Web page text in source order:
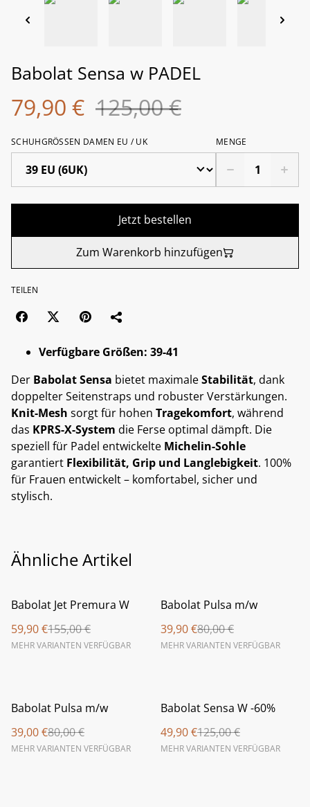
Babolat Sensa w PADEL
79,90 € 125,00 €
SCHUHGRÖSSEN DAMEN EU / UK MENGE
Jetzt bestellen
Zum Warenkorb hinzufügen
TEILEN
Verfügbare Größen: 39-41
Der Babolat Sensa bietet maximaleStabilität, dank
doppelter Seitenstraps und robuster Verstärkungen.
Knit-Mesh sorgt für hohen Tragekomfort, während
das KPRS-X-System die Ferse optimal dämpft. Die
speziell für Padel entwickelte Michelin-Sohle
garantiert Flexibilität, Grip und Langlebigkeit. 100%
für Frauen entwickelt – komfortabel, sicher und
stylisch.
Ähnliche Artikel
%
Babolat Jet Premura W
59,90 €155,00 €
MEHR VARIANTEN VERFÜGBAR
%
Babolat Pulsa m/w
39,90 €80,00 €
MEHR VARIANTEN VERFÜGBAR
%
Babolat Pulsa m/w
39,00 €80,00 €
MEHR VARIANTEN VERFÜGBAR
%
Babolat Sensa W -60%
49,90 €125,00 €
MEHR VARIANTEN VERFÜGBAR